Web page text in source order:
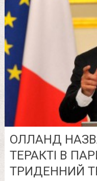
ОЛЛАНД
ТЕРАКТІ В
ТРИДЕННИЙ